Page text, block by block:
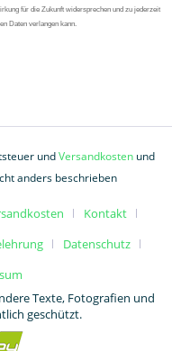
für die Zukunft widersprechen und zu jederzeit
Daten verlangen kann.
undVersandkostenund
anders beschrieben
Kontakt
Datenschutz
Texte, Fotografien und
geschützt.